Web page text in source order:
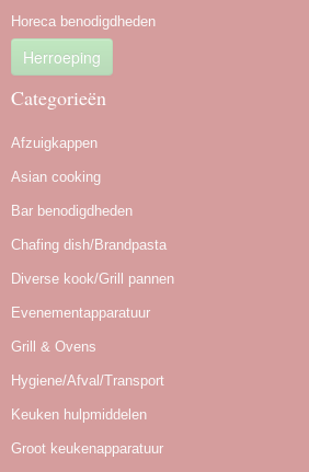
Horeca benodigdheden
Herroeping
Categorieën
Afzuigkappen
Asian cooking
Bar benodigdheden
Chafing dish/Brandpasta
Diverse kook/Grill pannen
Evenementapparatuur
Grill & Ovens
Hygiene/Afval/Transport
Keuken hulpmiddelen
Groot keukenapparatuur